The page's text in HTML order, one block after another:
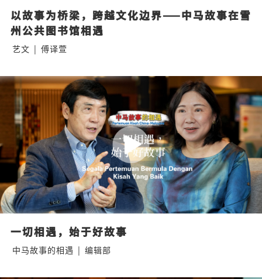
以故事为桥梁，跨越文化边界——中马故事在雪
州公共图书馆相遇
艺文 | 傅译萱
一切相遇，始于好故事
中马故事的相遇 | 编辑部